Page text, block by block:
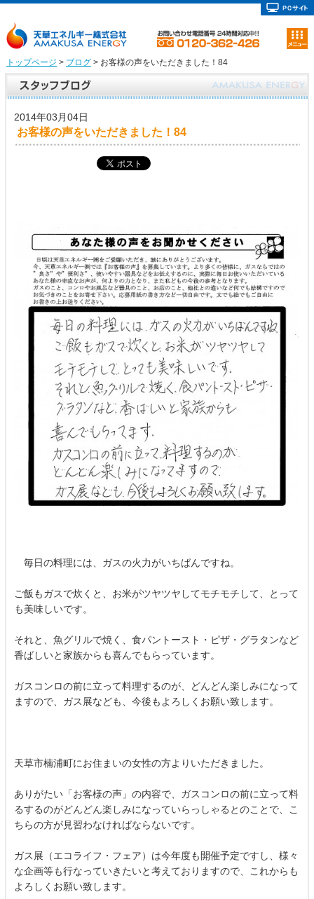
トップページ > ブログ> お客様の声をいただきました！84
2014年03月04日
お客様の声をいただきました！84
毎日の料理には、ガスの火力がいちばんですね。
ご飯もガスで炊くと、お米がツヤツヤしてモチモチして、とって
も美味しいです。
それと、魚グリルで焼く、食パントースト・ピザ・グラタンなど
香ばしいと家族からも喜んでもらっています。
ガスコンロの前に立って料理するのが、どんどん楽しみになって
ますので、ガス展なども、今後もよろしくお願い致します。
天草市楠浦町にお住まいの女性の方よりいただきました。
ありがたい「お客様の声」の内容で、ガスコンロの前に立って料
るするのがどんどん楽しみになっていらっしゃるとのことで、こ
ちらの方が見習わなければならないです。
ガス展（エコライフ・フェア）は今年度も開催予定ですし、様々
な企画等も行なっていきたいと考えておりますので、これからも
よろしくお願い致します。